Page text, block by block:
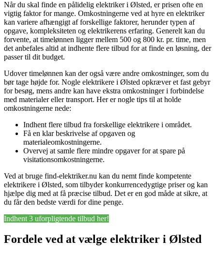
Når du skal finde en pålidelig elektriker i Ølsted, er prisen ofte en
vigtig faktor for mange. Omkostningerne ved at hyre en elektriker
kan variere afhængigt af forskellige faktorer, herunder typen af
opgave, kompleksiteten og elektrikerens erfaring. Generelt kan du
forvente, at timelønnen ligger mellem 500 og 800 kr. pr. time, men
det anbefales altid at indhente flere tilbud for at finde en løsning, der
passer til dit budget.
Udover timelønnen kan der også være andre omkostninger, som du
bør tage højde for. Nogle elektrikere i Ølsted opkræver et fast gebyr
for besøg, mens andre kan have ekstra omkostninger i forbindelse
med materialer eller transport. Her er nogle tips til at holde
omkostningerne nede:
Indhent flere tilbud fra forskellige elektrikere i området.
Få en klar beskrivelse af opgaven og
materialeomkostningerne.
Overvej at samle flere mindre opgaver for at spare på
visitationsomkostningerne.
Ved at bruge find-elektriker.nu kan du nemt finde kompetente
elektrikere i Ølsted, som tilbyder konkurrencedygtige priser og kan
hjælpe dig med at få præcise tilbud. Det er en god måde at sikre, at
du får den bedste værdi for dine penge.
Indhent 3 uforpligtende tilbud her!
Fordele ved at vælge elektriker i Ølsted